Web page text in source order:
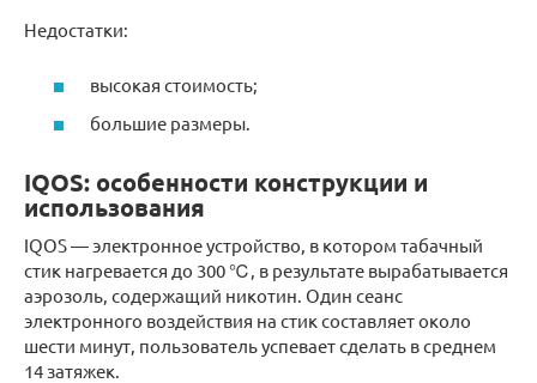
Недостатки:
высокая стоимость;
большие размеры.
IQOS: особенности конструкции и
использования
IQOS — электронное устройство, в котором табачный
стик нагревается до 300 ℃, в результате вырабатывается
аэрозоль, содержащий никотин. Один сеанс
электронного воздействия на стик составляет около
шести минут, пользователь успевает сделать в среднем
14 затяжек.